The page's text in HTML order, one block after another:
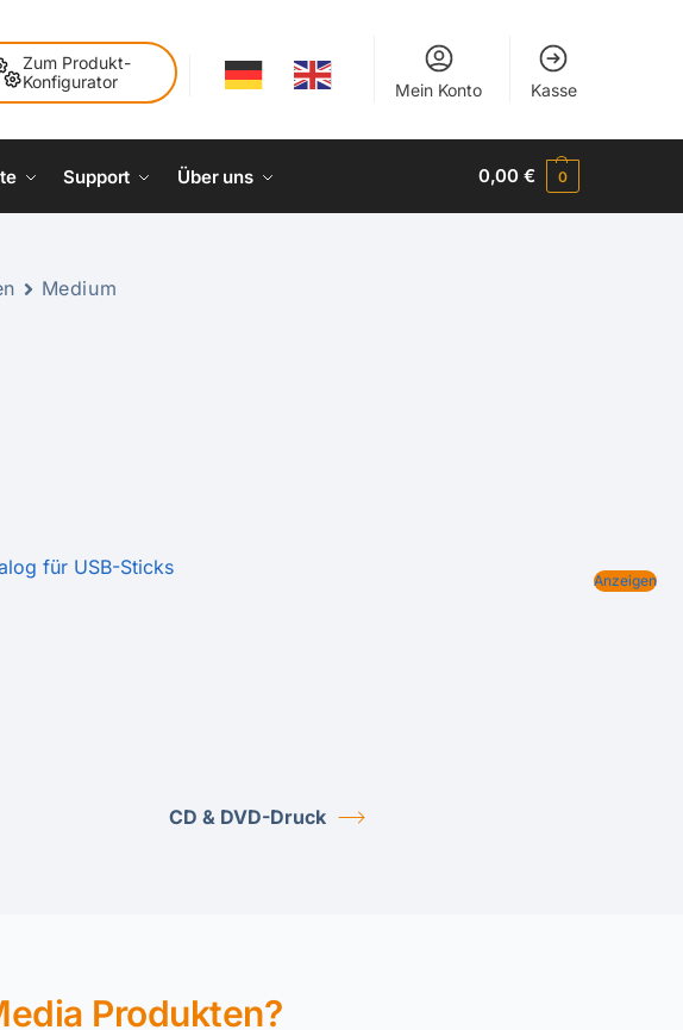
Zum Produkt-
Konfigurator
Mein Konto Kasse
Support Über uns 0,00€ 0
Medium
für USB-Sticks
Anzeigen
CD & DVD-Druck
Produkten?